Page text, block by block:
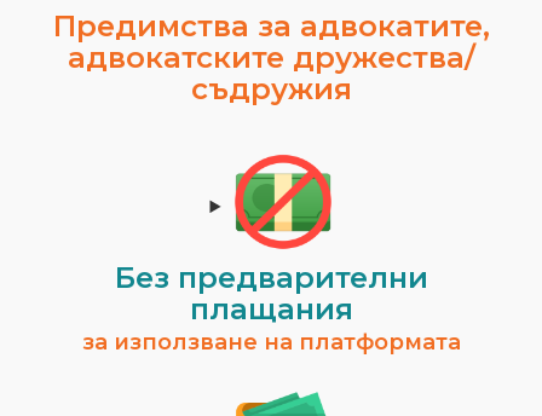
Предимства за адвокатите,
адвокатските дружества/
съдружия
Без предварителни
плащания
за използване на платформата